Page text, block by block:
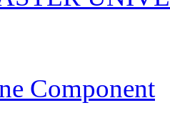
Component